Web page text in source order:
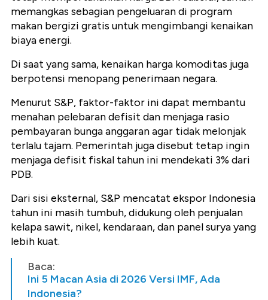
memangkas sebagian pengeluaran di program
makan bergizi gratis untuk mengimbangi kenaikan
biaya energi.
Di saat yang sama, kenaikan harga komoditas juga
berpotensi menopang penerimaan negara.
Menurut S&P, faktor-faktor ini dapat membantu
menahan pelebaran defisit dan menjaga rasio
pembayaran bunga anggaran agar tidak melonjak
terlalu tajam. Pemerintah juga disebut tetap ingin
menjaga defisit fiskal tahun ini mendekati 3% dari
PDB.
Dari sisi eksternal, S&P mencatat ekspor Indonesia
tahun ini masih tumbuh, didukung oleh penjualan
kelapa sawit, nikel, kendaraan, dan panel surya yang
lebih kuat.
Baca:
Ini 5 Macan Asia di 2026 Versi IMF, Ada
Indonesia?